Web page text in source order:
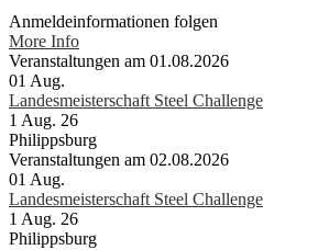
Anmeldeinformationen folgen
More Info
Veranstaltungen am 01.08.2026
01 Aug.
Landesmeisterschaft Steel Challenge
1 Aug. 26
Philippsburg
Veranstaltungen am 02.08.2026
01 Aug.
Landesmeisterschaft Steel Challenge
1 Aug. 26
Philippsburg